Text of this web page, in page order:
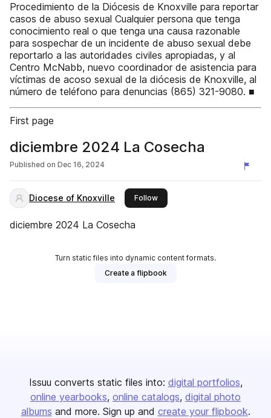
Procedimiento de la Diócesis de Knoxville para reportar
casos de abuso sexual Cualquier persona que tenga
conocimiento real o que tenga una causa razonable
para sospechar de un incidente de abuso sexual debe
reportarlo a las autoridades civiles apropiadas, y al
Centro McNabb, nuevo coordinador de asistencia para
víctimas de acoso sexual de la diócesis de Knoxville, al
número de teléfono para denuncias (865) 321-9080. ■
First page
diciembre 2024 La Cosecha
Published on Dec 16, 2024
Diocese of Knoxville Followthis publisher
diciembre 2024 La Cosecha
Turn static files into dynamic content formats.
Create a flipbook
Issuu converts static files into: digital portfolios
online yearbooks online catalogs digital photo
albums and more. Sign up and create your flipbook.